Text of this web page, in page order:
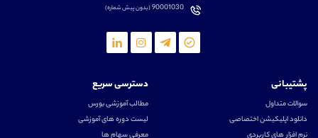
90001030(بدون پیش شماره)
پشتیبانی
سوالات متداول
دانلود اپلیکیشن اختصاصی
نرم افزار های کاربردی
دسترسی سریع
مطالب آموزشی بورس
لیست دوره های آموزشی
معرفی سهام ها